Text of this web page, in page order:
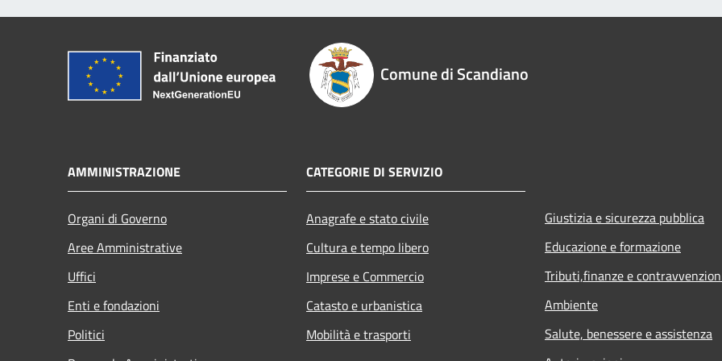
Comune di Scandiano
AMMINISTRAZIONE
Organi di Governo
Aree Amministrative
Uffici
Enti e fondazioni
Politici
CATEGORIE DI SERVIZIO
Anagrafe e stato civile
Cultura e tempo libero
Imprese e Commercio
Catasto e urbanistica
Mobilità e trasporti
Giustizia e sicurezza pubblica
Educazione e formazione
Tributi,finanze e
Ambiente
Salute, benessere e assistenza